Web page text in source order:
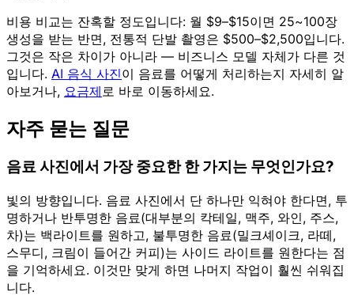
비용 비교는 잔혹할 정도입니다: 월 $9–$15이면 25~100장
생성을 받는 반면, 전통적 단발 촬영은 $500–$2,500입니다.
그것은 작은 차이가 아니라 — 비즈니스 모델 자체가 다른 것
입니다. AI 음식 사진이 음료를 어떻게 처리하는지 자세히 알
아보거나, 요금제 로 바로 이동하세요.
자주 묻는 질문
음료 사진에서 가장 중요한 한 가지는 무엇인가요?
빛의 방향입니다. 음료 사진에서 단 하나만 익혀야 한다면, 투
명하거나 반투명한 음료(대부분의 칵테일, 맥주, 와인, 주스,
차)는 백라이트를 원하고, 불투명한 음료(밀크셰이크, 라떼,
스무디, 크림이 들어간 커피)는 사이드 라이트를 원한다는 점
을 기억하세요. 이것만 맞게 하면 나머지 작업이 훨씬 쉬워집
니다.